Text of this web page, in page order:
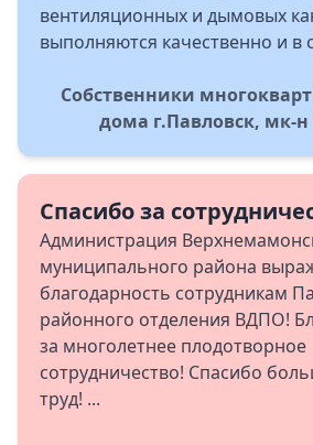
вентиляционных и дымовых
выполняются качественно и в
Собственники
дома г.Павловск, мк-
Спасибо за
Администрация
муниципального района
благодарность сотрудникам
районного отделения ВДПО!
за многолетнее плодотворное
сотрудничество! Спасибо
труд! ...